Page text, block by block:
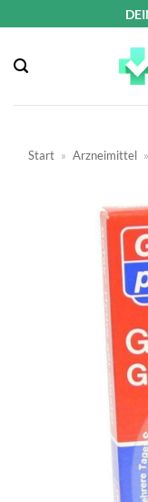
springen
Start » Arzneimittel »